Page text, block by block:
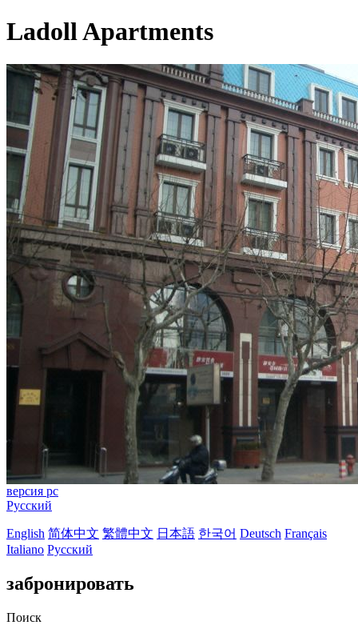
Ladoll Apartments
версия pc
Русский
English 简体中文 繁體中文 日本語 한국어 Deutsch Français
Italiano Русский
забронировать
Поиск